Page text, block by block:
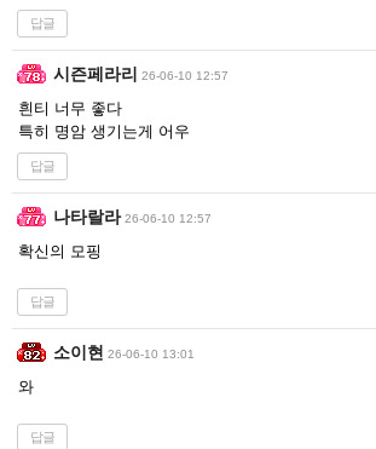
답글
시즌페라리 26-06-10 12:57
흰티 너무 좋다
특히 명암 생기는게 어우
답글
나타랄라 26-06-10 12:57
확신의 모핑
답글
소이현 26-06-10 13:01
와
답글